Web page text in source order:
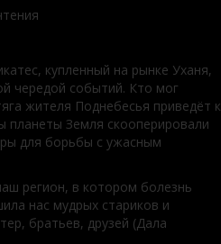
купленный на рынке Уханя,
чередой событий. Кто мог
жителя Поднебесья приведёт к
планеты Земля скооперировали
для борьбы с ужасным
регион, в котором болезнь
нас мудрых стариков и
братьев, друзей (Дала